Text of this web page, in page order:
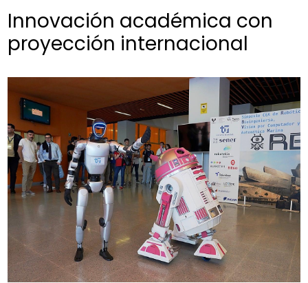
Innovación académica con
proyección internacional